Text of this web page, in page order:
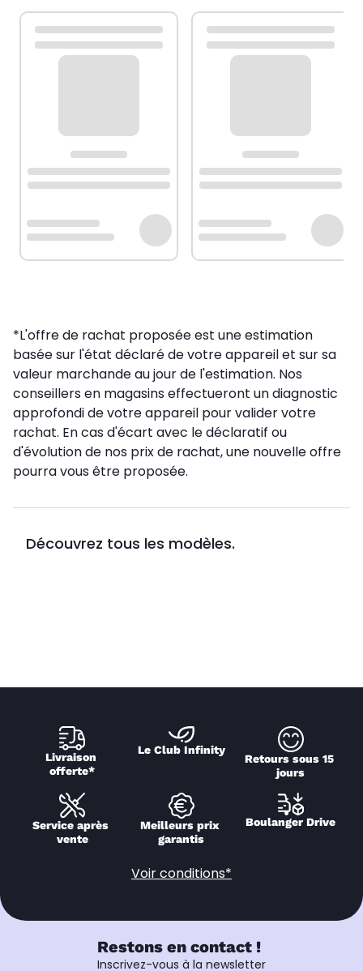
*L'offre de rachat proposée est une estimation
basée sur l'état déclaré de votre appareil et sur sa
valeur marchande au jour de l'estimation. Nos
conseillers en magasins effectueront un diagnostic
approfondi de votre appareil pour valider votre
rachat. En cas d'écart avec le déclaratif ou
d'évolution de nos prix de rachat, une nouvelle offre
pourra vous être proposée.
Découvrez tous les modèles.
Livraison
offerte*
Le Club Infinity
Retours sous 15
jours
Service après
vente
Meilleurs prix
garantis
Boulanger Drive
Voir conditions*
Restons en contact !
Inscrivez-vous à la newsletter